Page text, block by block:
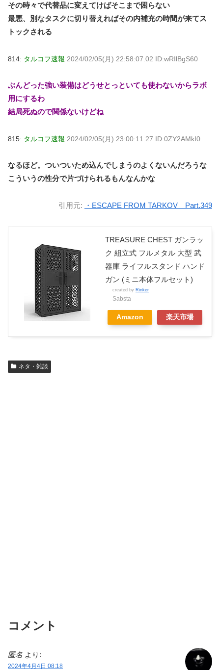
その時々で代替品に変えてけばそこまで困らない
最悪、別なタスクに切り替えればその内補充の時間が来てス
トックされる
814: タルコフ速報 2024/02/05(月) 22:58:07.02 ID:wRIlBgS60
ぶんどった強い装備はどうせとっといても使わないからラボ
用にするわ
結局死ぬので関係ないけどね
815: タルコフ速報 2024/02/05(月) 23:00:11.27 ID:0ZY2AMkI0
なるほど。ついついため込んでしまうのよくないんだろうな
こういうの性分で片づけられるもんなんかな
引用元: ・ESCAPE FROM TARKOV Part.349
TREASURE CHEST ガンラッ
ク 組立式 フルメタル 大型 武
器庫 ライフルスタンド ハンド
ガン (ミニ本体フルセット)
created by Rinker
Sabsta
Amazon 楽天市場
ネタ・雑談
コメント
匿名 より:
2024年4月4日 08:18